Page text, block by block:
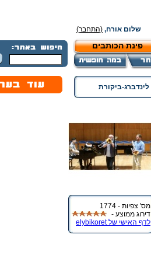
שלום אורח, (התחבר)
פינת הכותבים
מס' צפיות - 1774
דירוג ממוצע -
לדף האישי של elybikoret